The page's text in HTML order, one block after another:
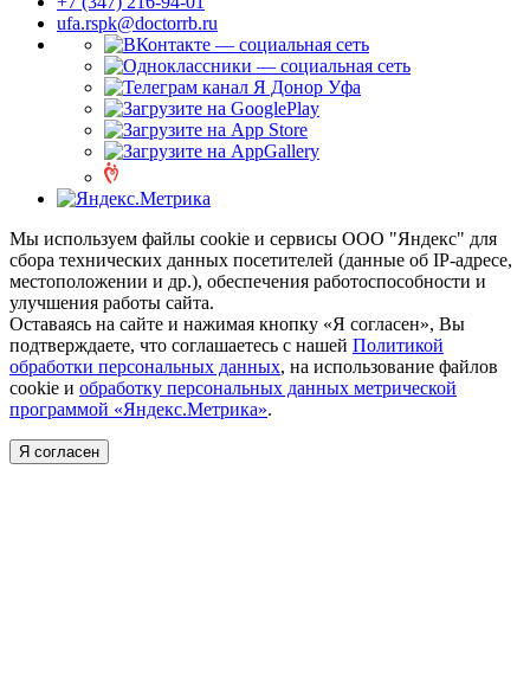
ufa.rspk@doctorrb.ru
Мы используем файлы cookie и сервисы ООО "Яндекс" для
сбора технических данных посетителей (данные об IP-адресе,
местоположении и др.), обеспечения работоспособности и
улучшения работы сайта.
Оставаясь на сайте и нажимая кнопку «Я согласен», Вы
подтверждаете, что соглашаетесь с нашей Политикой
обработки персональных данных, на использование файлов
cookie и обработку персональных данных метрической
программой «Яндекс.Метрика».
Я согласен